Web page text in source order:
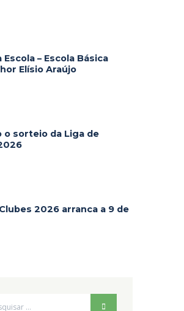
Escola – Escola Básica
Elísio Araújo
o sorteio da Liga de
2026 arranca a 9 de